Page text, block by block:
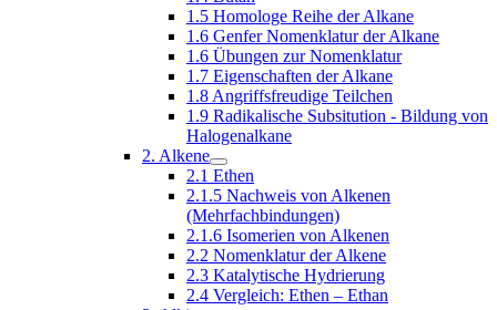
1.5 Homologe Reihe der Alkane
1.6 Genfer Nomenklatur der Alkane
1.6 Übungen zur Nomenklatur
1.7 Eigenschaften der Alkane
1.8 Angriffsfreudige Teilchen
1.9 Radikalische Subsitution - Bildung von
Halogenalkane
2. Alkene
2.1 Ethen
2.1.5 Nachweis von Alkenen
(Mehrfachbindungen)
2.1.6 Isomerien von Alkenen
2.2 Nomenklatur der Alkene
2.3 Katalytische Hydrierung
2.4 Vergleich: Ethen – Ethan